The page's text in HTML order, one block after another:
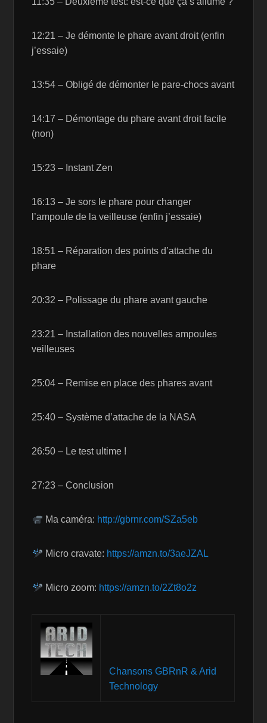
12:21 – Je démonte le phare avant droit (enfin
j’essaie)
13:54 – Obligé de démonter le pare-chocs avant
14:17 – Démontage du phare avant droit facile
(non)
15:23 – Instant Zen
16:13 – Je sors le phare pour changer
l’ampoule de la veilleuse (enfin j’essaie)
18:51 – Réparation des points d’attache du
phare
20:32 – Polissage du phare avant gauche
23:21 – Installation des nouvelles ampoules
veilleuses
25:04 – Remise en place des phares avant
25:40 – Système d’attache de la NASA
26:50 – Le test ultime !
27:23 – Conclusion
Ma caméra: http://gbrnr.com/SZa5eb
Micro cravate: https://amzn.to/3aeJZAL
Micro zoom: https://amzn.to/2Zt8o2z
Chansons GBRnR & Arid
Technology